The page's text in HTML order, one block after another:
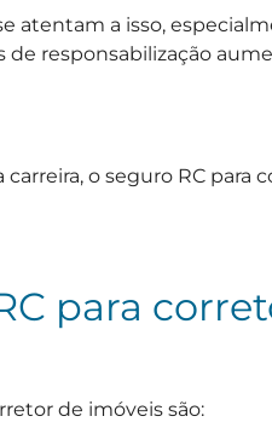
atentam a isso,
de responsabilização
o seguro RC para
para
de imóveis são: